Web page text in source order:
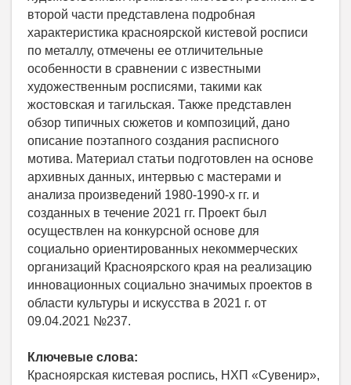
второй части представлена подробная
характеристика красноярской кистевой росписи
по металлу, отмечены ее отличительные
особенности в сравнении с известными
художественным росписями, такими как
жостовская и тагильская. Также представлен
обзор типичных сюжетов и композиций, дано
описание поэтапного создания расписного
мотива. Материал статьи подготовлен на основе
архивных данных, интервью с мастерами и
анализа произведений 1980-1990-х гг. и
созданных в течение 2021 гг. Проект был
осуществлен на конкурсной основе для
социально ориентированных некоммерческих
организаций Красноярского края на реализацию
инновационных социально значимых проектов в
области культуры и искусства в 2021 г. от
09.04.2021 №237.
Ключевые слова:
Красноярская кистевая роспись, НХП «Сувенир»,